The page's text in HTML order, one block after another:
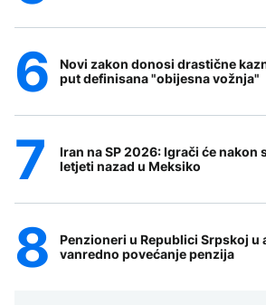
Novi zakon donosi drastične
put definisana "obijesna vožnja"
Iran na SP 2026: Igrači će nakon
letjeti nazad u Meksiko
Penzioneri u Republici Srpskoj u
vanredno povećanje penzija